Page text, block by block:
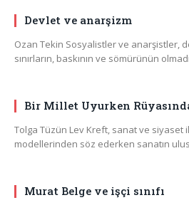
Devlet ve anarşizm
Ozan Tekin Sosyalistler ve anarşistler,
sınırların, baskının ve sömürünün
Bir Millet Uyurken
Tolga Tüzün Lev Kreft, sanat ve siyaset
modellerinden söz ederken sanatın
Murat Belge ve işçi sınıfı